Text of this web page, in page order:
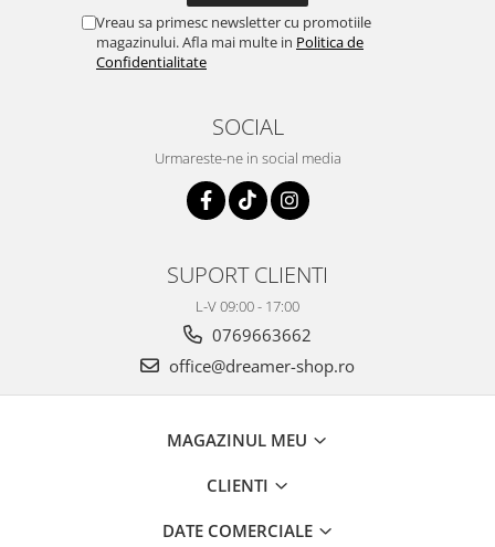
Vreau sa primesc newsletter cu promotiile
magazinului. Afla mai multe in Politica de
Confidentialitate
SOCIAL
Urmareste-ne in social media
SUPORT CLIENTI
L-V 09:00 - 17:00
0769663662
office@dreamer-shop.ro
MAGAZINUL MEU
CLIENTI
DATE COMERCIALE